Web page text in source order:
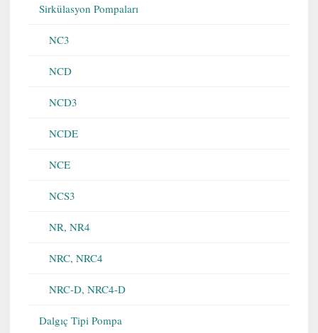
Sirkülasyon Pompaları
NC3
NCD
NCD3
NCDE
NCE
NCS3
NR, NR4
NRC, NRC4
NRC-D, NRC4-D
Dalgıç Tipi Pompa